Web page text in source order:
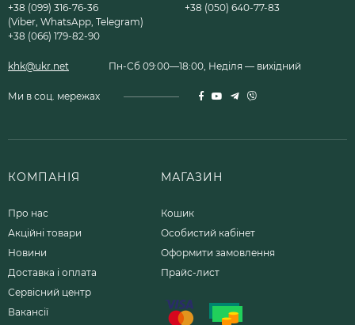
+38 (099) 316-76-36
(Viber, WhatsApp, Telegram)
+38 (066) 179-82-90
+38 (050) 640-77-83
khk@ukr.net Пн-Сб 09:00—18:00, Неділя — вихідний
Ми в соц. мережах
КОМПАНІЯ
Про нас
Акційні товари
Новини
Доставка і оплата
Сервісний центр
Вакансії
МАГАЗИН
Кошик
Особистий кабінет
Оформити замовлення
Прайс-лист